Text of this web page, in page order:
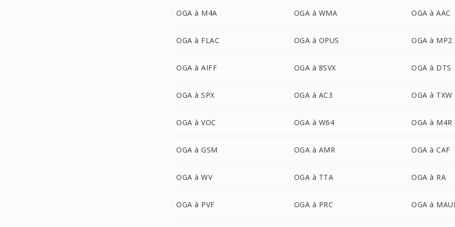
OGA à M4A OGA à WMA OGA à AAC
OGA à FLAC OGA à OPUS OGA à MP2
OGA à AIFF OGA à 8SVX OGA à DTS
OGA à SPX OGA à AC3 OGA à TXW
OGA à VOC OGA à W64 OGA à M4R
OGA à GSM OGA à AMR OGA à CAF
OGA à WV OGA à TTA OGA à RA
OGA à PVF OGA à PRC OGA à